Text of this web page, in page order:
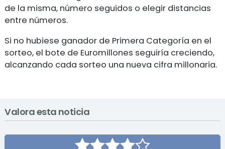
de la misma, número seguidos o elegir distancias
entre números.
Si no hubiese ganador de Primera Categoría en el
sorteo, el bote de Euromillones seguiría creciendo,
alcanzando cada sorteo una nueva cifra millonaria.
Valora esta noticia